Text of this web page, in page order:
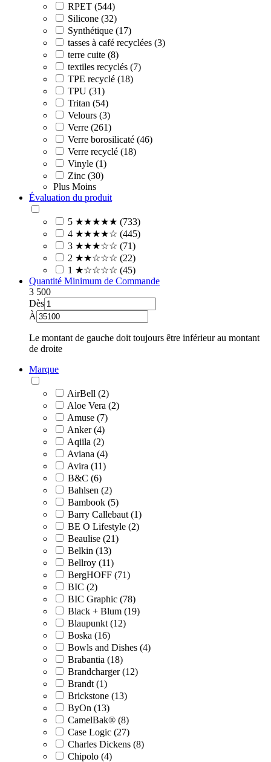
RPET (544)
Silicone (32)
Synthétique (17)
tasses à café recyclées (3)
terre cuite (8)
textiles recyclés (7)
TPE recyclé (18)
TPU (31)
Tritan (54)
Velours (3)
Verre (261)
Verre borosilicaté (46)
Verre recyclé (18)
Vinyle (1)
Zinc (30)
Plus Moins
Évaluation du produit
5 ★★★★★ (733)
4 ★★★★☆ (445)
3 ★★★☆☆ (71)
2 ★★☆☆☆ (22)
1 ★☆☆☆☆ (45)
Quantité Minimum de Commande
3 500
Dès
À
Le montant de gauche doit toujours être inférieur au montant
de droite
Marque
AirBell (2)
Aloe Vera (2)
Amuse (7)
Anker (4)
Aqiila (2)
Aviana (4)
Avira (11)
B&C (6)
Bahlsen (2)
Bambook (5)
Barry Callebaut (1)
BE O Lifestyle (2)
Beaulise (21)
Belkin (13)
Bellroy (11)
BergHOFF (71)
BIC (2)
BIC Graphic (78)
Black + Blum (19)
Blaupunkt (12)
Boska (16)
Bowls and Dishes (4)
Brabantia (18)
Brandcharger (12)
Brandt (1)
Brickstone (13)
ByOn (13)
CamelBak® (8)
Case Logic (27)
Charles Dickens (8)
Chipolo (4)